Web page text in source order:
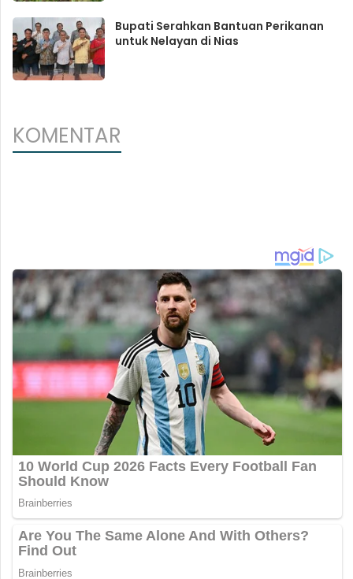
Bupati Serahkan Bantuan Perikanan
untuk Nelayan di Nias
KOMENTAR